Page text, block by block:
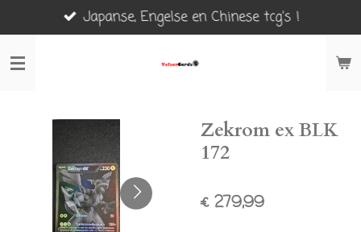
direct
naar
Japanse, Engelse en Chinese tcg's !
Zekrom ex BLK
172
€ 279,99